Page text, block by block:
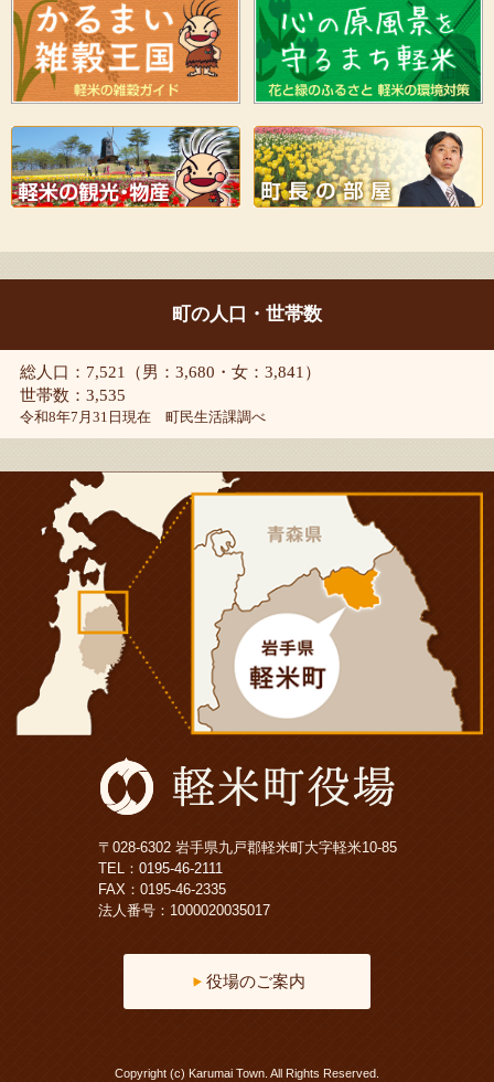
町の人口・世帯数
総人口：7,521（男：3,680・女：3,841）
世帯数：3,535
令和8年7月31日現在 町民生活課調べ
〒028-6302 岩手県九戸郡軽米町大字軽米10-85
TEL： 0195-46-2111
FAX：0195-46-2335
法人番号：1000020035017
役場のご案内
Copyright (c) Karumai Town. All Rights Reserved.